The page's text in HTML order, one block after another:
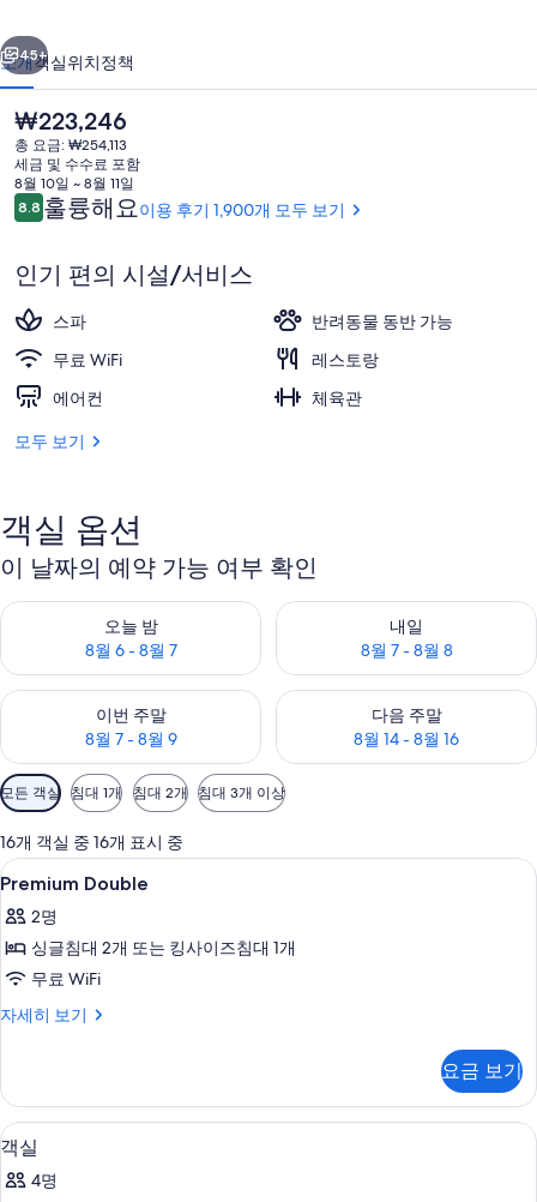
트
컨
퍼
런
스
터
의
사
진
갤
리
외관
다음
45+
소개객실위치정책
현
재
가
격
은
₩223,246
₩223,246
총 요금: ₩254,113
세금 및 수수료 포함
8월 10일 ~ 8월 11일
이
용
기
8.810점 만점 중 8.8점.
훌륭해요이용 후기 1,900개 모두 보기
인기 편의 시설/서비스
스파
반려동물 동반 가능
무료 WiFi
레스토랑
에어컨
체육관
모두 보기
객실 옵션
이 날짜의 예약 가능 여부 확인
오늘 밤
8월 6 - 8월 7
오늘 밤 예약 가능 여부 확인, 8월 6 - 8월 7
내일
8월 7 - 8월 8
내일 예약 가능 여부 확인, 8월
이번 주말
8월 7 - 8월 9
이번 주말 예약 가능 여부 확인, 8월 7 - 8월 9
다음 주말
8월 14 - 8월 16
다음 주말 예약 가능 여부 확인,
객
실
에
사
용
가
능
한
터
모든 객실 침대 1개 침대 2개 침대 3개 이상
16개 객실 중 16개 표시 중
Premium
Double
사
진
모
두
저자극성 침구, 미니바, 객실 내 금고,
6
Premium Double
2명
싱글침대 2개 또는 킹사이즈침대 1개
무료 WiFi
자세히 보기
Premium
히
보
기
요금 보기
객
실
저자극성 침구, 미니바, 객실 내 금고,
5
객실
4명